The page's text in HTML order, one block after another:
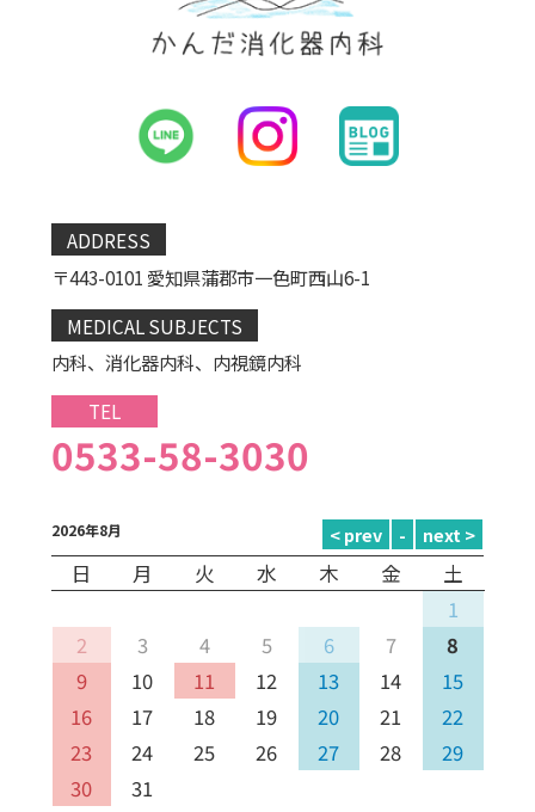
ADDRESS
〒443-0101 愛知県蒲郡市一色町西山6-1
MEDICAL SUBJECTS
内科、消化器内科、内視鏡内科
TEL
0533-58-3030
2026年8月
日 月 火 水 木 金
土
1
2
3 4 5 6 7
8
9
10 11 12 13 14
15
16
17 18 19 20 21
22
23
24 25 26 27 28
29
30
31